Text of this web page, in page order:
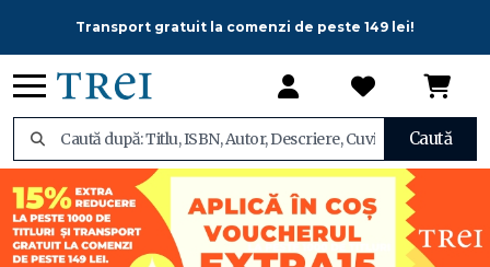
Transport gratuit la comenzi de peste 149 lei!
Caută